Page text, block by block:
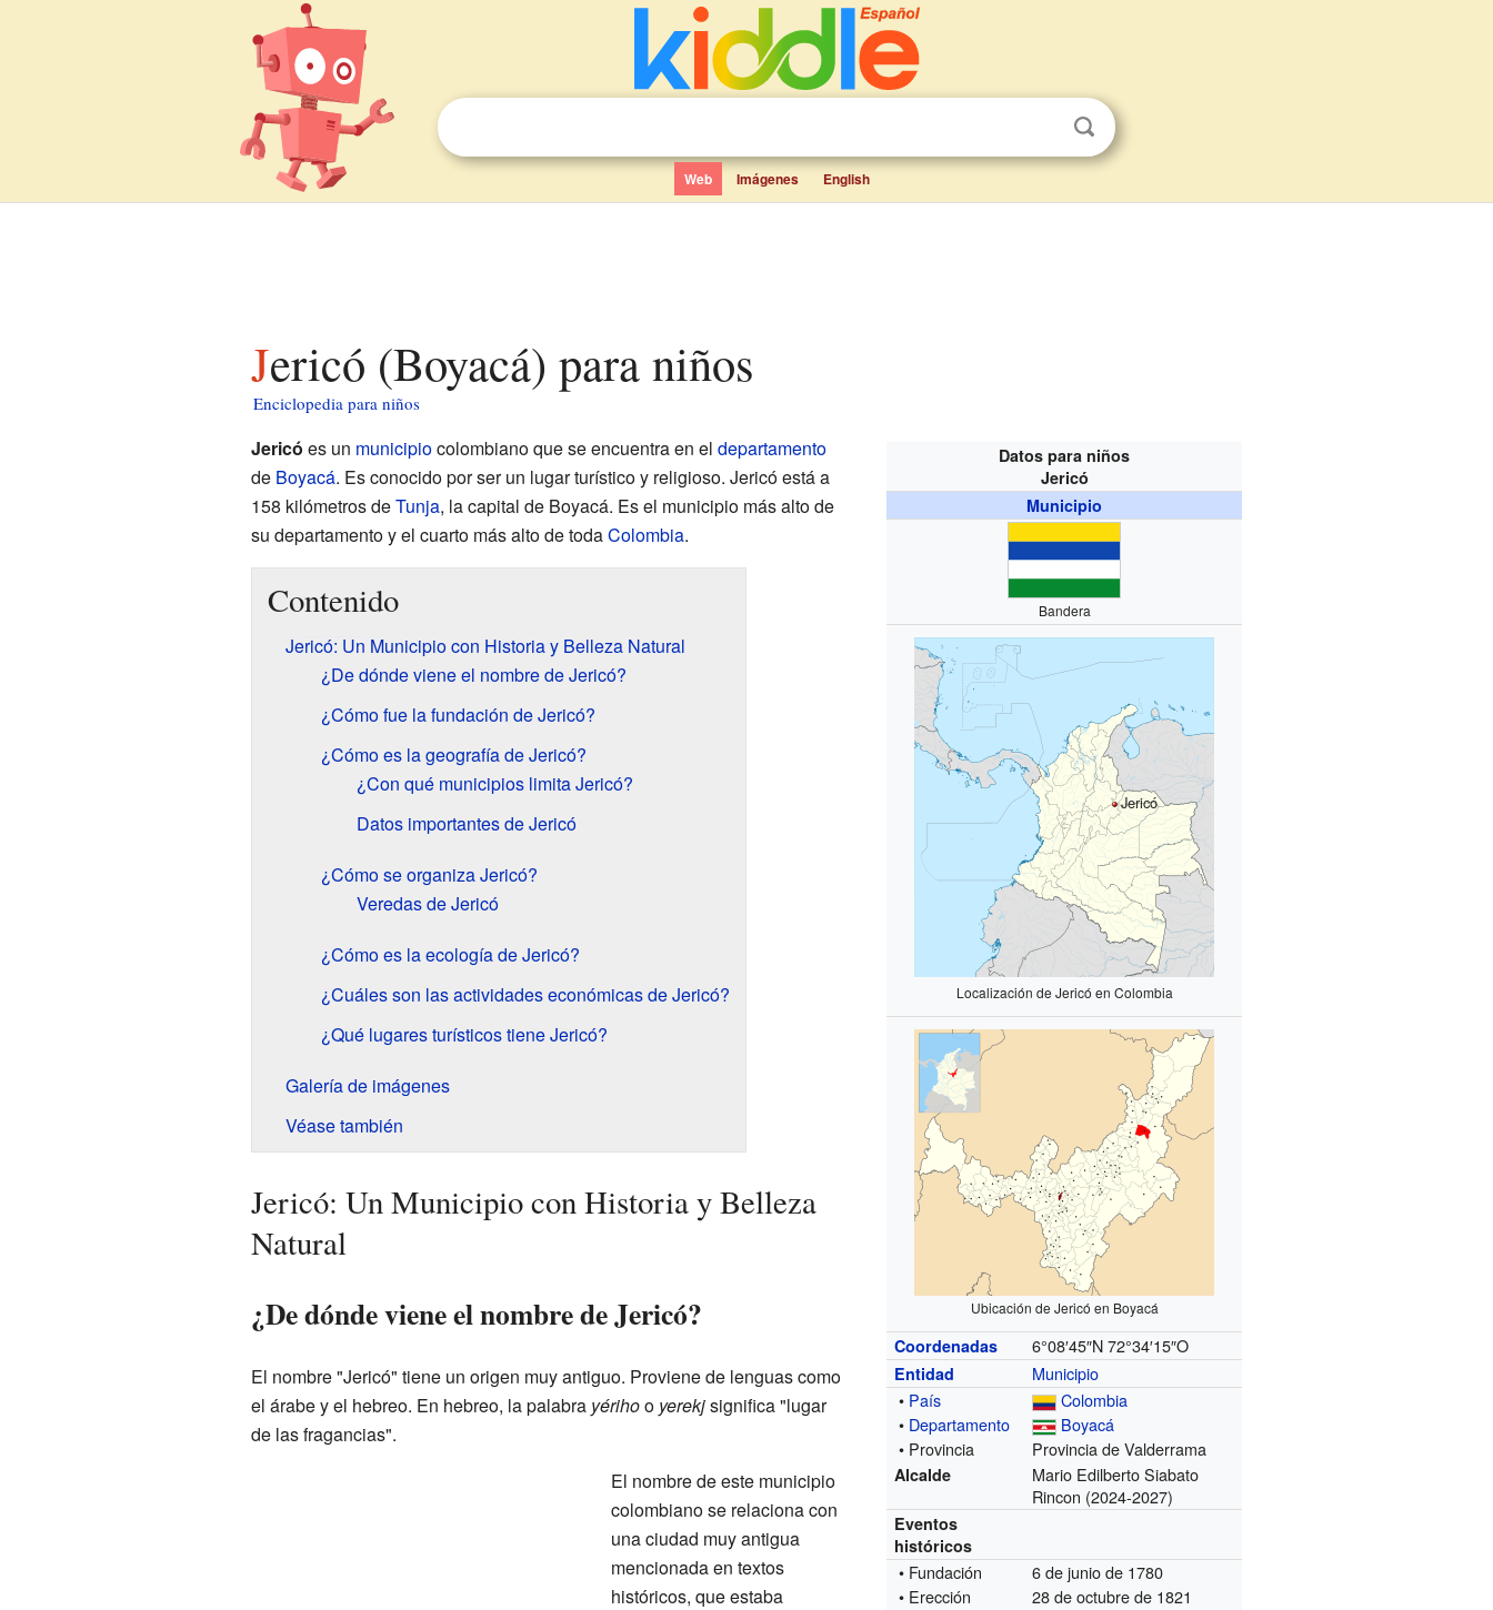
Web Imágenes English
Jericó (Boyacá) para niños
Enciclopedia para niños
Datos para niños
Jericó
Municipio
Bandera
Jericó
Localización de Jericó en Colombia
Ubicación de Jericó en Boyacá
Coordenadas 6°08′45″N 72°34′15″O
Entidad
Municipio
• País
Colombia
• Departamento
Boyacá
• Provincia
Provincia de Valderrama
Alcalde
Mario Edilberto Siabato
Rincon (2024-2027)
Eventos
históricos
• Fundación
6 de junio de 1780
• Erección
28 de octubre de 1821
Jericó es un municipiocolombiano que se encuentra en el departamento
de Boyacá. Es conocido por ser un lugar turístico y religioso. Jericó está a
158 kilómetros deTunja, la capital de Boyacá. Es el municipio más alto de
su departamento y el cuarto más alto de todaColombia.
Contenido
Jericó: Un Municipio con Historia y Belleza Natural
¿De dónde viene el nombre de Jericó?
¿Cómo fue la fundación de Jericó?
¿Cómo es la geografía de Jericó?
¿Con qué municipios limita Jericó?
Datos importantes de Jericó
¿Cómo se organiza Jericó?
Veredas de Jericó
¿Cómo es la ecología de Jericó?
¿Cuáles son las actividades económicas de Jericó?
¿Qué lugares turísticos tiene Jericó?
Galería de imágenes
Véase también
Jericó: Un Municipio con Historia y Belleza
Natural
¿De dónde viene el nombre de Jericó?
El nombre "Jericó" tiene un origen muy antiguo. Proviene de lenguas como
el árabe y el hebreo. En hebreo, la palabra yérihoo yerekjsignifica "lugar
de las fragancias".
El nombre de este municipio
colombiano se relaciona con
una ciudad muy antigua
mencionada en textos
históricos, que estaba